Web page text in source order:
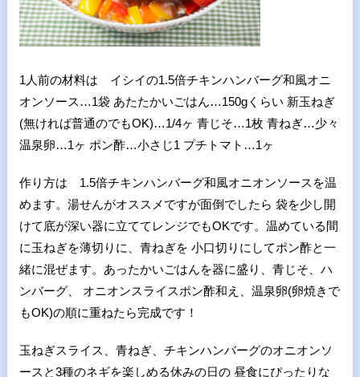
1人前の材料は イシイの1.5倍チキンハンバーグ和風オニ
オンソース…1袋 あたたかいごはん…150gくらい 新玉ねぎ
(無ければ普通のでもOK)…1/4ヶ 青じそ…1枚 青ねぎ…少々
温泉卵…1ヶ ポン酢…小さじ1 プチトマト…1ヶ
作り方は 1.5倍チキンハンバーグ和風オニオンソースを温
めます。湯せんがオススメですが面倒でしたら 袋を少し開
けて底が深い器に立ててレンジでもOKです。温めている間
に玉ねぎを薄切りに、青ねぎを 小口切りにしてポン酢と一
緒に混ぜます。あったかいごはんを器に盛り、青じそ、ハ
ンバーグ、 オニオンスライスポン酢和え、温泉卵(卵焼きで
もOK)の順に重ねたら完成です！
玉ねぎスライス、青ねぎ、チキンハンバーグのオニオンソ
ースと3種のネギを楽しめる休みの日の 昼食にぴったりな